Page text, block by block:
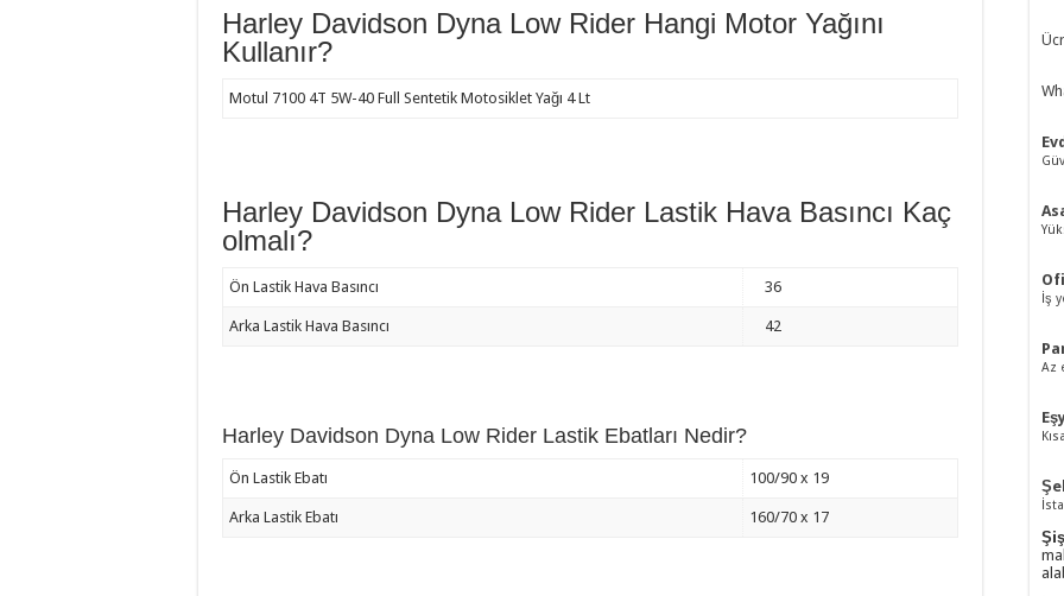
Harley Davidson Dyna Low Rider Hangi Motor Yağını
Kullanır?
Motul 7100 4T 5W-40 Full Sentetik Motosiklet Yağı 4 Lt
Harley Davidson Dyna Low Rider Lastik Hava Basıncı Kaç
olmalı?
Ön Lastik Hava Basıncı 36
Arka Lastik Hava Basıncı 42
Harley Davidson Dyna Low Rider Lastik Ebatları Nedir?
Ön Lastik Ebatı 100/90 x 19
Arka Lastik Ebatı 160/70 x 17
İş
Az